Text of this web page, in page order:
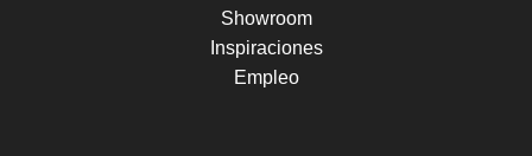
Showroom
Inspiraciones
Empleo